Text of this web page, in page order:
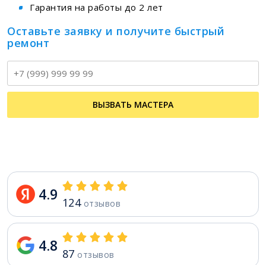
Гарантия на работы до 2 лет
Оставьте заявку и получите быстрый
ремонт
ВЫЗВАТЬ МАСТЕРА
4.9 124отзывов
4.8 87 отзывов